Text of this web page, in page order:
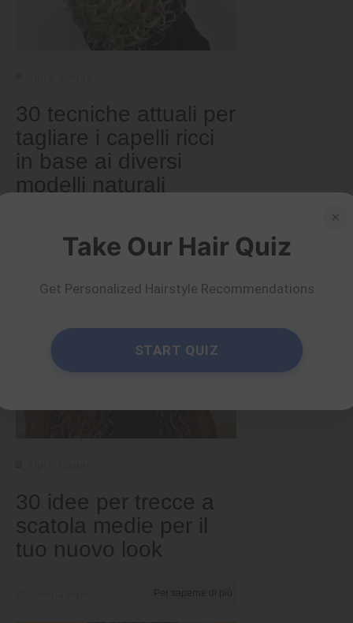
30 tecniche attuali per
tagliare i capelli ricci
in base ai diversi
modelli naturali
30 idee per trecce a
scatola medie per il
tuo nuovo look
×
Take Our Hair Quiz
Get Personalized Hairstyle Recommendations
START QUIZ